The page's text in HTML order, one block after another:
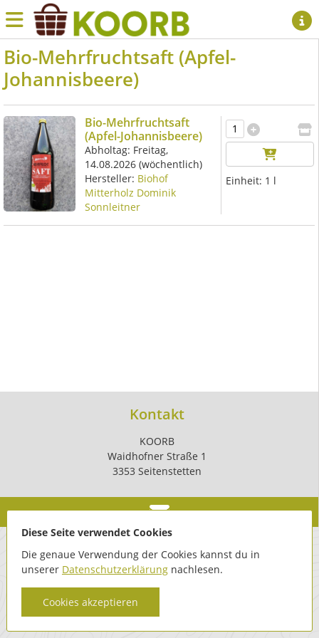
Bio-Mehrfruchtsaft (Apfel-
Johannisbeere)
Bio-Mehrfruchtsaft
(Apfel-Johannisbeere)
Abholtag: Freitag,
14.08.2026(wöchentlich)
Hersteller: Biohof
Mitterholz Dominik
Sonnleitner
Einheit: 1 l
Kontakt
KOORB
Waidhofner Straße 1
3353 Seitenstetten
Diese Seite verwendet Cookies
Die genaue Verwendung der Cookies kannst du in
unserer Datenschutzerklärungnachlesen.
Cookies akzeptieren